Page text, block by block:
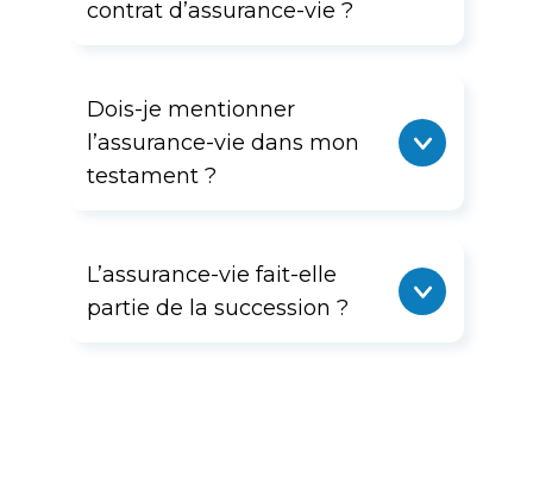
contrat d’assurance-vie ?
Dois-je mentionner
l’assurance-vie dans mon
testament ?
L’assurance-vie fait-elle
partie de la succession ?